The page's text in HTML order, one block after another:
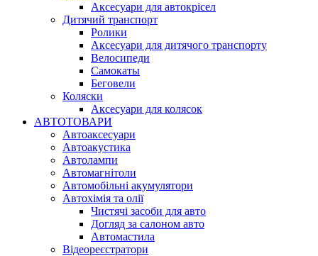
Аксесуари для автокрісел
Дитячий транспорт
Ролики
Аксесуари для дитячого транспорту
Велосипеди
Самокаты
Беговели
Коляски
Аксесуари для колясок
АВТОТОВАРИ
Автоаксесуари
Автоакустика
Автолампи
Автомагнітоли
Автомобільні акумулятори
Автохімія та олії
Чистячі засоби для авто
Догляд за салоном авто
Автомастила
Відеореєстратори